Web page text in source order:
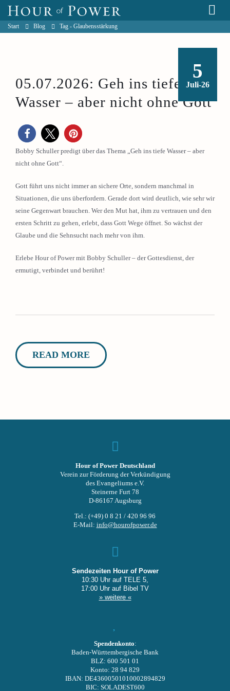
Start Blog Tag - Glaubensstärkung
5
Juli-26
05.07.2026: Geh ins tiefe
Wasser – aber nicht ohne Gott
Bobby Schuller predigt über das Thema „Geh ins tiefe Wasser – aber
nicht ohne Gott“.
Gott führt uns nicht immer an sichere Orte, sondern manchmal in
Situationen, die uns überfordern. Gerade dort wird deutlich, wie sehr wir
seine Gegenwart brauchen. Wer den Mut hat, ihm zu vertrauen und den
ersten Schritt zu gehen, erlebt, dass Gott Wege öffnet. So wächst der
Glaube und die Sehnsucht nach mehr von ihm.
Erlebe Hour of Power mit Bobby Schuller – der Gottesdienst, der
ermutigt, verbindet und berührt!
READ MORE
Hour of Power Deutschland
Verein zur Förderung der Verkündigung
des Evangeliums e.V.
Steinerne Furt 78
D-86167 Augsburg
Tel.: (+49) 0 8 21 / 420 96 96
E-Mail: info@hourofpower.de
Sendezeiten Hour of Power
10:30 Uhr auf TELE 5,
17:00 Uhr auf Bibel TV
» weitere «
Spendenkonto:
Baden-Württembergische Bank
BLZ: 600 501 01
Konto: 28 94 829
IBAN: DE43600501010002894829
BIC: SOLADEST600